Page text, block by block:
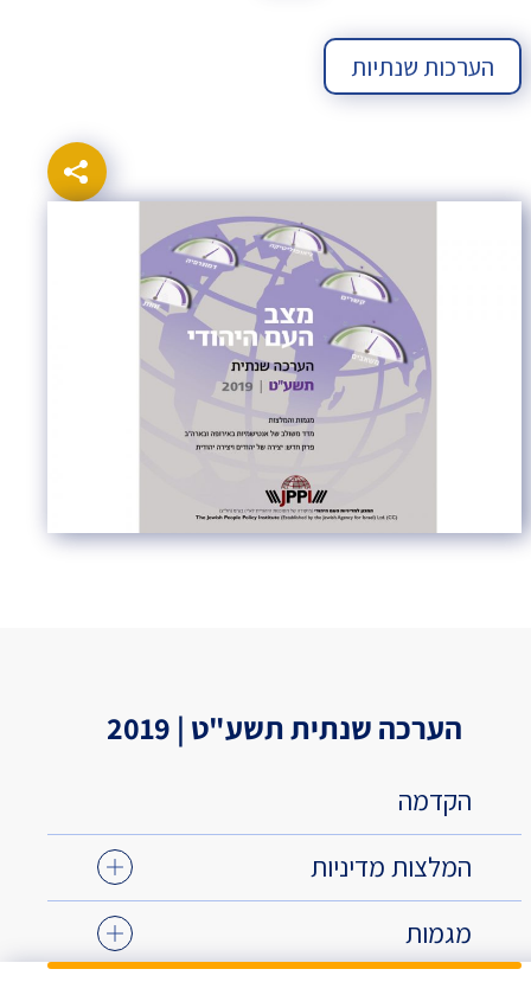
הערכות שנתיות
הערכה שנתית תשע"ט | 2019
הקדמה
המלצות מדיניות
מגמות